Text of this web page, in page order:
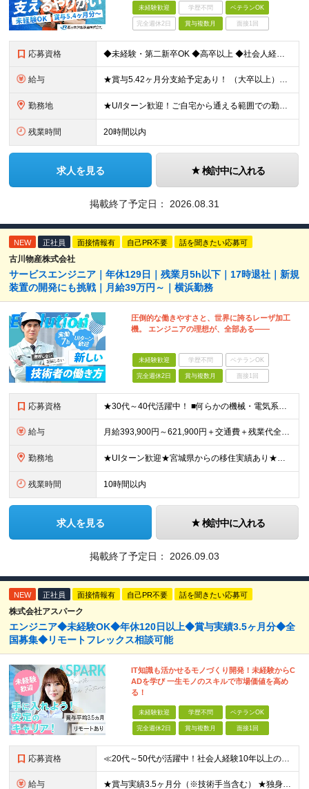
未経験歓迎 学歴不問 ベテランOK
完全週休2日 賞与複数月 面接1回
応募資格 ◆未経験・第二新卒OK ◆高卒以上 ◆社会人経験（就労経験）がある方 └業界・ポジション・年数不問 〈20～30代の社員が多数活躍中！〉 若手からベテランまで、さまざまな方が在籍。 前職経験を活かし
給与 ★賞与5.42ヶ月分支給予定あり！ （大卒以上）月給24万1,692円～39万5,780円＋各種手当＋賞与2回 （高卒以上）月給22万2,662円～39万5,780円＋各種手当＋賞与2回 ※上記は
勤務地 ★U/Iターン歓迎！ご自宅から通える範囲での勤務となります ★JR西日本本社（大阪市北区）または、当社事業エリア内（北陸から北九州まで）の各支社で勤務 ※関西に本社あり※ 〈近畿エリア〉 三重県（
残業時間 20時間以内
求人を見る 検討中に入れる
掲載終了予定日： 2026.08.31
NEW 正社員 面接情報有 自己PR不要 話を聞きたい応募可
古川物産株式会社
サービスエンジニア｜年休129日｜残業月5h以下｜17時退社｜新規
装置の開発にも挑戦｜月給39万円～｜横浜勤務
圧倒的な働きやすさと、世界に誇るレーザ加工
機。 エンジニアの理想が、全部ある――
未経験歓迎 学歴不問 ベテランOK
完全週休2日 賞与複数月 面接1回
応募資格 ★30代～40代活躍中！ ■何らかの機械・電気系の技術職経験をお持ちの方 ■高卒以上 《こんな方にピッタリ》 □これまで培った機械・電気の知識を活かしたい □技術者として専門性をさらに高めたい □
給与 月給393,900円～621,900円＋交通費＋残業代全額＋家族手当＋出張手当など ※経験やスキルを考慮して決定いたします ※残業代は別途全額支給いたします ※試用期間6カ月あり（期間中の給与・待遇
勤務地 ★UIターン歓迎★宮城県からの移住実績あり★転勤なし 【横浜ラボ】神奈川県横浜市西区戸部町3-50 イイダビル 1F ※(変更の範囲)上記を除く当社関連勤務地
残業時間 10時間以内
求人を見る 検討中に入れる
掲載終了予定日： 2026.09.03
NEW 正社員 面接情報有 自己PR不要 話を聞きたい応募可
株式会社アスパーク
エンジニア◆未経験OK◆年休120日以上◆賞与実績3.5ヶ月分◆全
国募集◆リモートフレックス相談可能
IT知識も活かせるモノづくり開発！未経験からC
ADを学び 一生モノのスキルで市場価値を高め
る！
未経験歓迎 学歴不問 ベテランOK
完全週休2日 賞与複数月 面接1回
応募資格 ≪20代～50代が活躍中！社会人経験10年以上の方も歓迎≫ ◆学歴不問 ◆未経験・ブランクOK ≫モノづくりに関する何らかの経験をお持ちの方は優遇します！ ～こんな方が活躍できます！～ ◎専門的な
給与 ★賞与実績3.5ヶ月分（※技術手当含む） ★独身寮│寮費手当│引っ越し手当あり ★月給26万円も可能！ 【実務経験者】※前職の給与、経験、スキルをもとに決定 ・月給21万円～60万円＋時間外手当全